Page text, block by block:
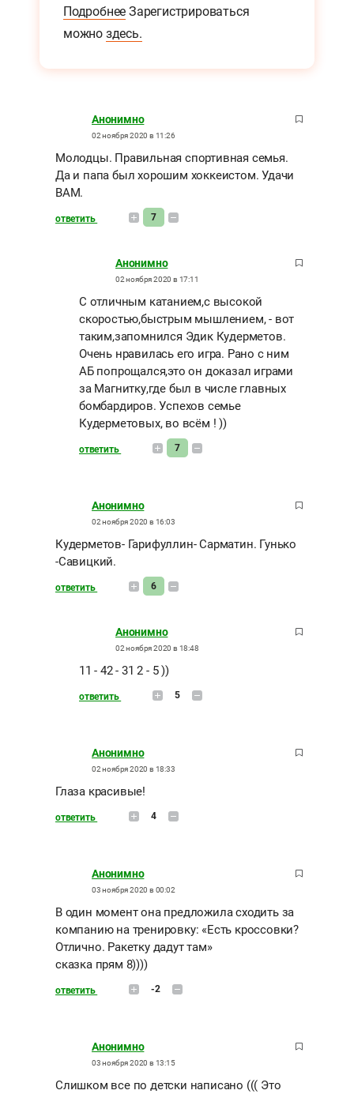
Подробнее Зарегистрироваться
можно здесь.
Анонимно
02 ноября 2020 в 11:26
Молодцы. Правильная спортивная семья.
Да и папа был хорошим хоккеистом. Удачи
ВАМ.
ответить 7
Анонимно
02 ноября 2020 в 17:11
С отличным катанием,с высокой
скоростью,быстрым мышлением, - вот
таким,запомнился Эдик Кудерметов.
Очень нравилась его игра. Рано с ним
АБ попрощался,это он доказал играми
за Магнитку,где был в числе главных
бомбардиров. Успехов семье
Кудерметовых, во всём ! ))
ответить 7
Анонимно
02 ноября 2020 в 16:03
Кудерметов- Гарифуллин- Сарматин. Гунько
-Савицкий.
ответить 6
Анонимно
02 ноября 2020 в 18:48
11 - 42 - 31 2 - 5 ))
ответить 5
Анонимно
02 ноября 2020 в 18:33
Глаза красивые!
ответить 4
Анонимно
03 ноября 2020 в 00:02
В один момент она предложила сходить за
компанию на тренировку: «Есть кроссовки?
Отлично. Ракетку дадут там»
сказка прям 8))))
ответить -2
Анонимно
03 ноября 2020 в 13:15
Слишком все по детски написано ((( Это